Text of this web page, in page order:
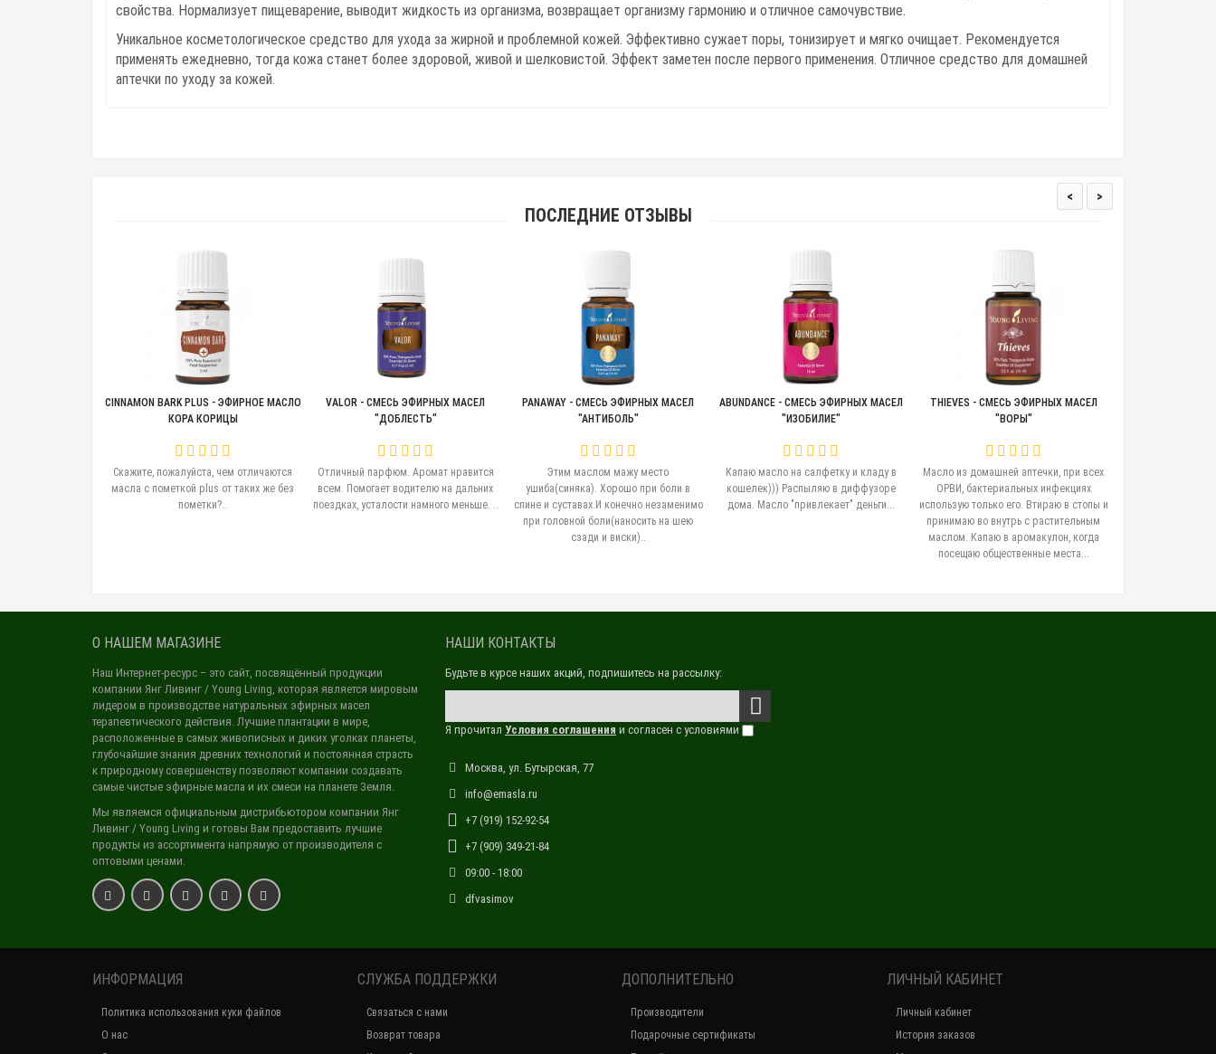
свойства. Нормализует пищеварение, выводит жидкость из организма, возвращает организму гармонию и отличное самочувствие.
Уникальное косметологическое средство для ухода за жирной и проблемной кожей. Эффективно сужает поры, тонизирует и мягко очищает. Рекомендуется
применять ежедневно, тогда кожа станет более здоровой, живой и шелковистой. Эффект заметен после первого применения. Отличное средство для домашней
аптечки по уходу за кожей.
ПОСЛЕДНИЕ ОТЗЫВЫ
CINNAMON BARK PLUS - ЭФИРНОЕ МАСЛО
КОРА КОРИЦЫ
Скажите, пожалуйста, чем отличаются
масла с пометкой plus от таких же без
пометки?..
VALOR - СМЕСЬ ЭФИРНЫХ МАСЕЛ
"ДОБЛЕСТЬ"
Отличный парфюм. Аромат нравится
всем. Помогает водителю на дальних
поездках, усталости намного меньше. ..
PANAWAY - СМЕСЬ ЭФИРНЫХ МАСЕЛ
"АНТИБОЛЬ"
Этим маслом мажу место
ушиба(синяка). Хорошо при боли в
спине и суставах.И конечно незаменимо
при головной боли(наносить на шею
сзади и виски)..
ABUNDANCE - СМЕСЬ ЭФИРНЫХ МАСЕЛ
"ИЗОБИЛИЕ"
Капаю масло на салфетку и кладу в
кошелек))) Распыляю в диффузоре
дома. Масло "привлекает" деньги...
THIEVES - СМЕСЬ ЭФИРНЫХ МАСЕЛ
"ВОРЫ"
Масло из домашней аптечки, при всех
ОРВИ, бактериальных инфекциях
использую только его. Втираю в стопы и
принимаю во внутрь с растительным
маслом. Капаю в аромакулон, когда
посещаю общественные места...
< >
О НАШЕМ МАГАЗИНЕ
Наш Интернет-ресурс – это сайт, посвящённый продукции
компании Янг Ливинг / Young Living, которая является мировым
лидером в производстве натуральных эфирных масел
терапевтического действия. Лучшие плантации в мире,
расположенные в самых живописных и диких уголках планеты,
глубочайшие знания древних технологий и постоянная страсть
к природному совершенству позволяют компании создавать
самые чистые эфирные масла и их смеси на планете Земля.
Мы являемся официальным дистрибьютором компании Янг
Ливинг / Young Living и готовы Вам предоставить лучшие
продукты из ассортимента напрямую от производителя с
оптовыми ценами.
НАШИ КОНТАКТЫ
Будьте в курсе наших акций, подпишитесь на рассылку:
Я прочитал Условия соглашения и согласен с условиями
Москва, ул. Бутырская, 77
info@emasla.ru
+7 (919) 152-92-54
+7 (909) 349-21-84
09:00 - 18:00
dfvasimov
ИНФОРМАЦИЯ
Политика использования куки файлов
О нас
СЛУЖБА ПОДДЕРЖКИ
Связаться с нами
Возврат товара
ДОПОЛНИТЕЛЬНО
Производители
Подарочные сертификаты
ЛИЧНЫЙ КАБИНЕТ
Личный кабинет
История заказов